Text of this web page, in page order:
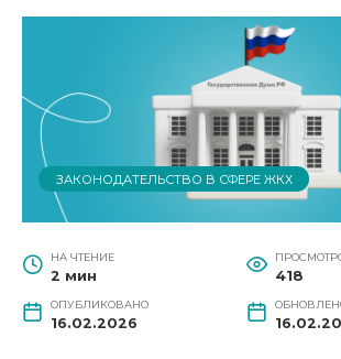
ЗАКОНОДАТЕЛЬСТВО В СФЕРЕ ЖКХ
НА ЧТЕНИЕ
2 мин 418
ОПУБЛИКОВАНО
16.02.2026